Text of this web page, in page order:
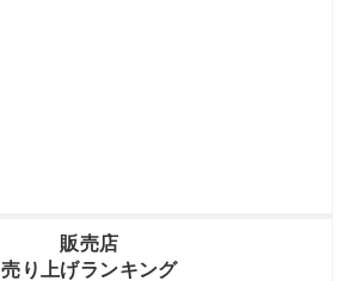
販売店
売り上げランキング